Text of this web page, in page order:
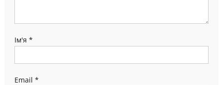
Ім'я *
Email *